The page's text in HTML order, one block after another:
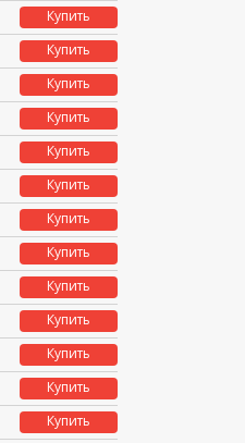
Купить
Купить
Купить
Купить
Купить
Купить
Купить
Купить
Купить
Купить
Купить
Купить
Купить